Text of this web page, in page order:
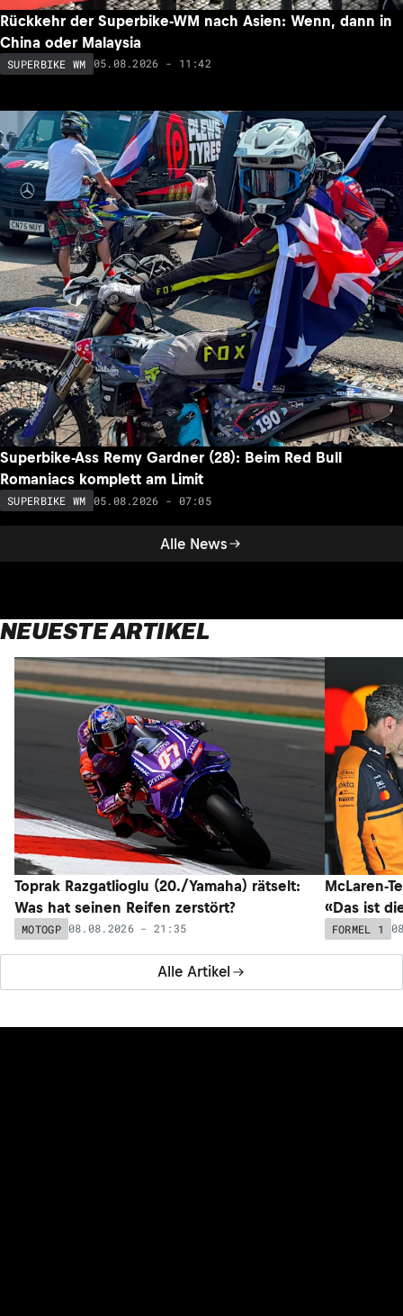
Alle News
Rückkehr der Superbike-WM nach Asien: Wenn, dann in
China oder Malaysia
SUPERBIKE WM 05.08.2026 - 11:42
Superbike-Ass Remy Gardner (28): Beim Red Bull
Romaniacs komplett am Limit
SUPERBIKE WM 05.08.2026 - 07:05
NEUESTE ARTIKEL
Alle Artikel
Toprak Razgatlioglu (20./Yamaha) rätselt:
Was hat seinen Reifen zerstört?
MOTOGP 08.08.2026 - 21:35
McLaren-
«Das ist
FORMEL 1